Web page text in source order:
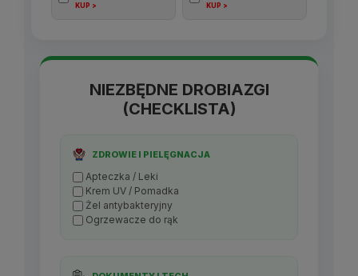
KUP > KUP >
NIEZBĘDNE DROBIAZGI
(CHECKLISTA)
ZDROWIE I PIELĘGNACJA
Apteczka / Leki
Krem UV / Pomadka
Żel antybakteryjny
Ogrzewacze do rąk